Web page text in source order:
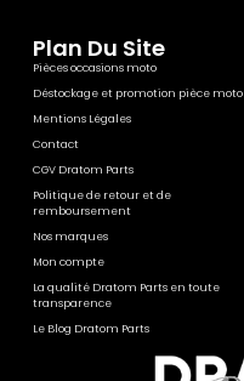
Plan Du Site
Pièces occasions moto
Déstockage et promotion pièce moto
Mentions Légales
Contact
CGV Dratom Parts
Politique de retour et de
remboursement
Nos marques
Mon compte
La qualité Dratom Parts en toute
transparence
Le Blog Dratom Parts